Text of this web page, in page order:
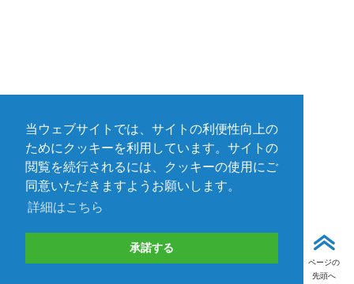
当ウェブサイトでは、サイトの利便性向上の
ためにクッキーを利用しています。サイトの
閲覧を続行されるには、クッキーの使用にご
同意いただきますようお願いします。
詳細はこちら
承諾する
ページの
先頭へ